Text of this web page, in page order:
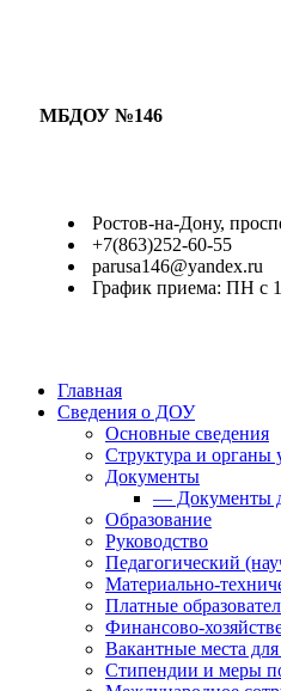
МБДОУ №146
Ростов-на-Дону,
+7(863)252-60-55
parusa146@yandex.ru
График приема: ПН с
Главная
Сведения о ДОУ
Основные сведения
Структура и органы
Документы
— Документы
Образование
Руководство
Педагогический
Материально-
Платные
Финансово-
Вакантные места
Стипендии и меры